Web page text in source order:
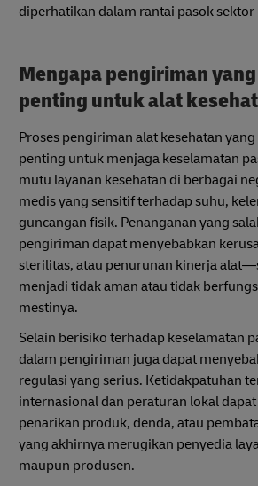
diperhatikan dalam rantai pasok sektor
Mengapa pengiriman
penting untuk alat
Proses pengiriman alat kesehatan
penting untuk menjaga keselamatan
mutu layanan kesehatan di berbagai
medis yang sensitif terhadap suhu,
guncangan fisik. Penanganan yang
pengiriman dapat menyebabkan
sterilitas, atau penurunan kinerja
menjadi tidak aman atau tidak
mestinya.
Selain berisiko terhadap keselamatan
dalam pengiriman juga dapat
regulasi yang serius. Ketidakpatuhan
internasional dan peraturan lokal
penarikan produk, denda, atau
yang akhirnya merugikan penyedia
maupun produsen.